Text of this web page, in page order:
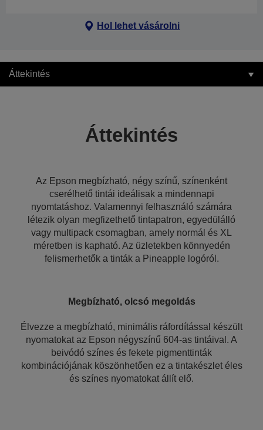
Hol lehet vásárolni
Áttekintés
Áttekintés
Az Epson megbízható, négy színű, színenként
cserélhető tintái ideálisak a mindennapi
nyomtatáshoz. Valamennyi felhasználó számára
létezik olyan megfizethető tintapatron, egyedülálló
vagy multipack csomagban, amely normál és XL
méretben is kapható. Az üzletekben könnyedén
felismerhetők a tinták a Pineapple logóról.
Megbízható, olcsó megoldás
Élvezze a megbízható, minimális ráfordítással készült
nyomatokat az Epson négyszínű 604-as tintáival. A
beivódó színes és fekete pigmenttinták
kombinációjának köszönhetően ez a tintakészlet éles
és színes nyomatokat állít elő.